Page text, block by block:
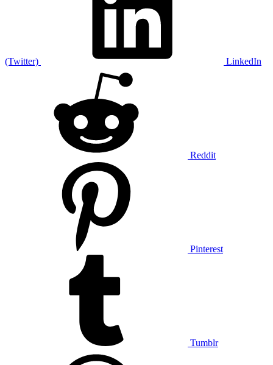
(Twitter) LinkedIn
Reddit
Pinterest
Tumblr